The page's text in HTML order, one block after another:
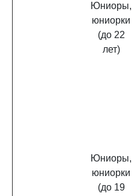
Юниоры,
юниорки
(до 22
лет)
Юниоры,
юниорки
(до 19